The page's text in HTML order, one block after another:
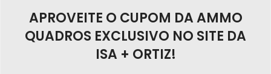
APROVEITE O CUPOM DA AMMO
QUADROS EXCLUSIVO NO SITE DA
ISA + ORTIZ!